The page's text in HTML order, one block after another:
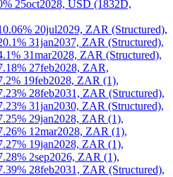
25oct2028, USD (1832D,
20jul2029, ZAR (Structured),
31jan2037, ZAR (Structured),
31mar2028, ZAR (Structured),
27feb2028, ZAR,
19feb2028, ZAR (1),
28feb2031, ZAR (Structured),
31jan2030, ZAR (Structured),
29jan2028, ZAR (1),
12mar2028, ZAR (1),
19jan2028, ZAR (1),
2sep2026, ZAR (1),
28feb2031, ZAR (Structured),